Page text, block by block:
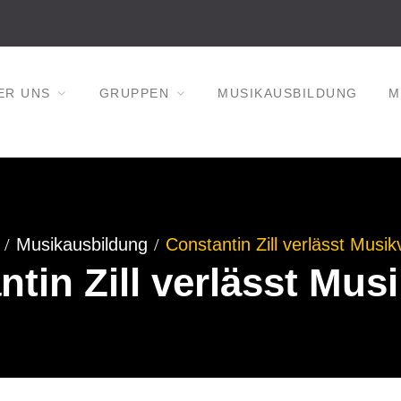
UNS GRUPPEN MUSIKAUSBILDUNG
Musikausbildung Constantin Zill verlässt
Zill verlässt